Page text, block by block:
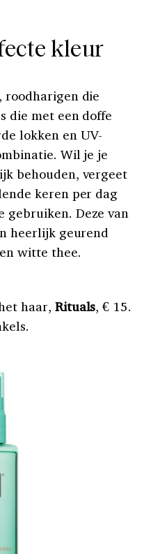
kleur
die
die met een doffe
lokken en UV-
Wil je je
behouden, vergeet
keren per dag
gebruiken. Deze van
heerlijk geurend
witte thee.
haar, Rituals, € 15.